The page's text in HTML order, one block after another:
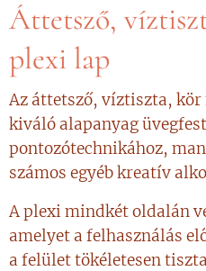
Áttetsző,
plexi lap
Az áttetsző, víztiszta,
kiváló alapanyag
pontozótechnikához,
számos egyéb kreatív
A plexi mindkét oldalán
amelyet a felhasználás
a felület tökéletesen